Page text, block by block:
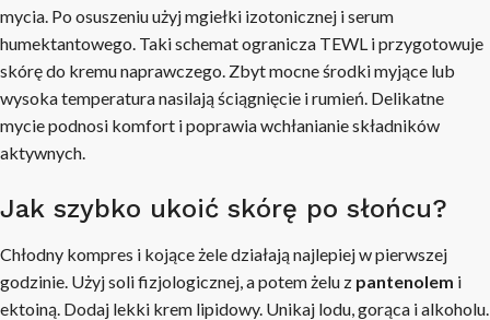
mycia. Po osuszeniu użyj mgiełki izotonicznej i serum
humektantowego. Taki schemat ogranicza TEWL i przygotowuje
skórę do kremu naprawczego. Zbyt mocne środki myjące lub
wysoka temperatura nasilają ściągnięcie i rumień. Delikatne
mycie podnosi komfort i poprawia wchłanianie składników
aktywnych.
Jak szybko ukoić skórę po słońcu?
Chłodny kompres i kojące żele działają najlepiej w pierwszej
godzinie. Użyj soli fizjologicznej, a potem żelu z pantenolem i
ektoiną. Dodaj lekki krem lipidowy. Unikaj lodu, gorąca i alkoholu.